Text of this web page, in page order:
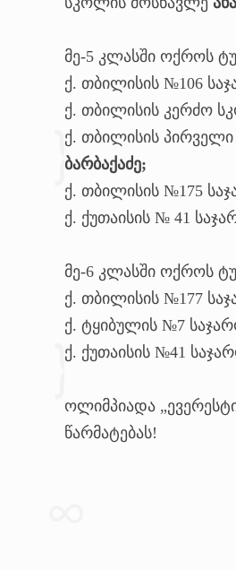
მე-5 კლასში ოქროს
ქ. თბილისის №106
ქ. თბილისის კერძო
ქ. თბილისის
ბარბაქაძე;
ქ. თბილისის №175
ქ. ქუთაისის № 41
მე-6 კლასში ოქროს
ქ. თბილისის №177
ქ. ტყიბულის №7
ქ. ქუთაისის №41
ოლიმპიადა
წარმატებას!